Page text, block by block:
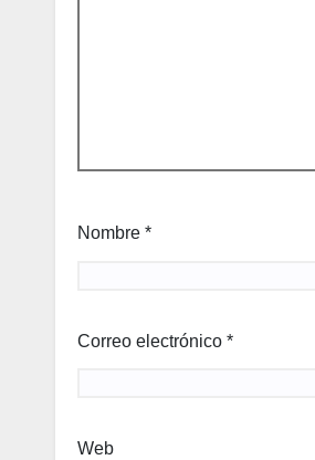
Nombre *
Correo electrónico *
Web